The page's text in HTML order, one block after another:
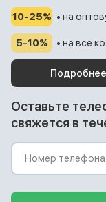
10-25% • на
5-10% • на все
Оставьте
свяжется в